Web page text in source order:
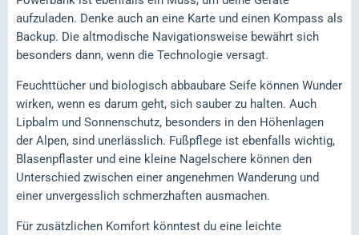
aufzuladen. Denke auch an eine Karte und einen Kompass als
Backup. Die altmodische Navigationsweise bewährt sich
besonders dann, wenn die Technologie versagt.
Feuchttücher und biologisch abbaubare Seife können Wunder
wirken, wenn es darum geht, sich sauber zu halten. Auch
Lipbalm und Sonnenschutz, besonders in den Höhenlagen
der Alpen, sind unerlässlich. Fußpflege ist ebenfalls wichtig,
Blasenpflaster und eine kleine Nagelschere können den
Unterschied zwischen einer angenehmen Wanderung und
einer unvergesslich schmerzhaften ausmachen.
Für zusätzlichen Komfort könntest du eine leichte